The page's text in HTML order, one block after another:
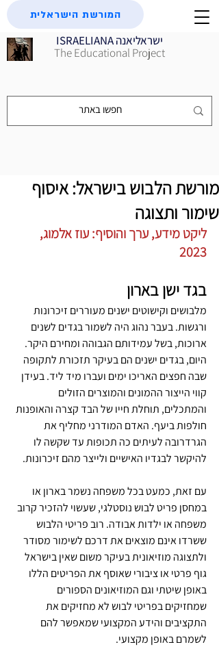
ISRAELIANA ישראליאנה
The Educational Project
המורשת הישראלית
מורשת הלבוש בישראל: איסוף
שימור ותצוגה
ליקט מידע, ערך והוסיף: עוז אלמוג,
2023
בגד ישן בארון
מלבושים וקישוטים ישנים מעוררים זיכרונות
ורגשות. בעבר נהוג היה לשמור בגדים לשנים
ארוכות, בשל עמידותם הגבוהה ומחירם היקר.
היום, בגדים ישנים הם בעיקר תזכורת לתקופה
שבה חפצים האריכו ימים ועברו מיד ליד. בעידן
קווי הייצור ההמונים והמוצרים הזולים
והמתכלים, תוחלת חייו של הבד קצרה והאופנות
חולפות ביעף. האדם המודרני מחליף את
הגרדרובה לעיתים כה תכופות עד שקשה לו
להיקשר לבגדיו האישיים ולייצר מהם זיכרונות.
עם זאת, כמעט בכל משפחה נשמר בארון או
במחסן פריט לבוש נוסטלגי, שעשוי להזכיר קרוב
משפחה או ילדות אבודה. רוב פריטי הלבוש
ששרדו אינם מוצאים את דרכם לשימור מסודר
ולתצוגה מוזיאונית בעיקר משום שאין בישראל
גוף פרטי או ציבורי שאוסף את הפריטים הללו
באופן שיטתי וגם המוזיאונים הספורים
שמחזיקים בפריטי לבוש לא מחזיקים את
התקציבים והידע המקצועי שמאפשר להם
לשמרם באופן מקצועי.